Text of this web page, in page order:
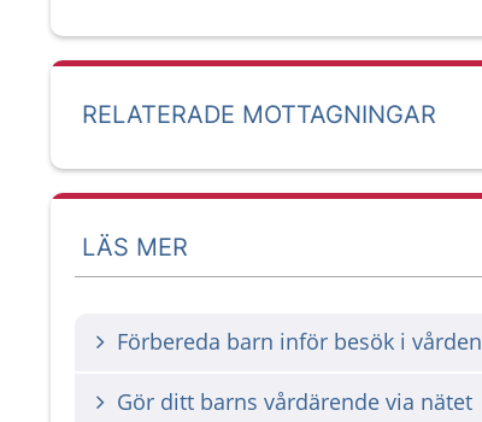
RELATERADE MOTTAGNINGAR
LÄS MER
Förbereda barn inför besök i vården
Gör ditt barns vårdärende via nätet